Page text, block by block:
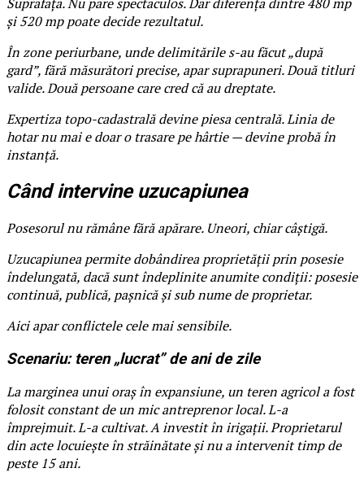
și 520 mp poate decide rezultatul.
În zone periurbane, unde delimitările s-au făcut „după
gard”, fără măsurători precise, apar suprapuneri. Două titluri
valide. Două persoane care cred că au dreptate.
Expertiza topo-cadastrală devine piesa centrală. Linia de
hotar nu mai e doar o trasare pe hârtie — devine probă în
instanță.
Când intervine uzucapiunea
Posesorul nu rămâne fără apărare. Uneori, chiar câștigă.
Uzucapiunea permite dobândirea proprietății prin posesie
îndelungată, dacă sunt îndeplinite anumite condiții: posesie
continuă, publică, pașnică și sub nume de proprietar.
Aici apar conflictele cele mai sensibile.
Scenariu: teren „lucrat” de ani de zile
La marginea unui oraș în expansiune, un teren agricol a fost
folosit constant de un mic antreprenor local. L-a
împrejmuit. L-a cultivat. A investit în irigații. Proprietarul
din acte locuiește în străinătate și nu a intervenit timp de
peste 15 ani.